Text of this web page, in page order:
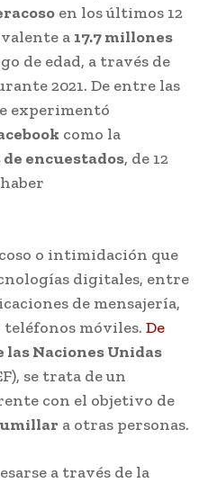
en los últimos 12
a 17.7 millones
de edad, a través de
2021. De entre las
experimentó
como la
de encuestados, de 12
o intimidación que
digitales, entre
de mensajería,
teléfonos móviles. De
las Naciones Unidas
se trata de un
con el objetivo de
a otras personas.
a través de la